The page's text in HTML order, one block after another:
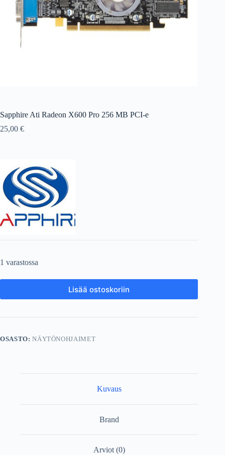
Sapphire Ati Radeon X600 Pro 256 MB PCI-e
25,00 €
1 varastossa
Lisää ostoskoriin
OSASTO:NÄYTÖNOHJAIMET
Kuvaus
Brand
Arviot (0)